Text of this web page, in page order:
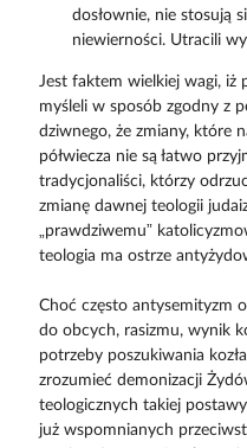
dosłownie, nie stosują
niewierności. Utracili
Jest faktem wielkiej wagi, iż
myśleli w sposób zgodny z
dziwnego, że zmiany, które
półwiecza nie są łatwo
tradycjonaliści, którzy
zmianę dawnej teologii
„prawdziwemu”
teologia ma ostrze
Choć często antysemityzm
do obcych, rasizmu, wynik
potrzeby poszukiwania
zrozumieć demonizacji
teologicznych takiej
już wspomnianych